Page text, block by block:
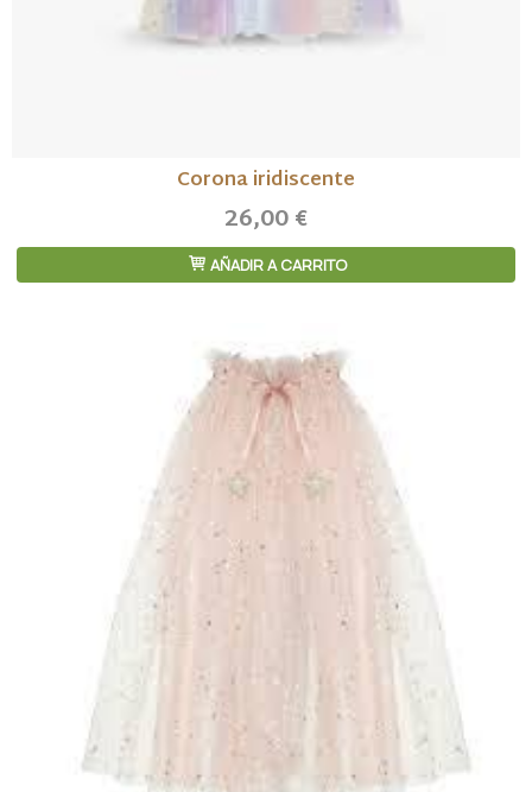
Corona iridiscente
26,00 €
AÑADIR A CARRITO